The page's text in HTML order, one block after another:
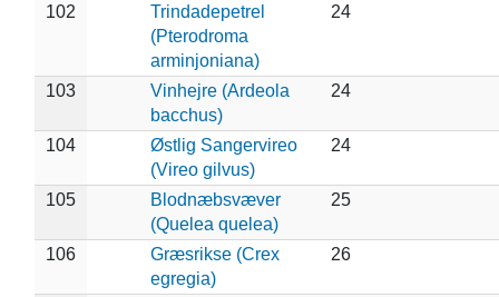
102
Trindadepetrel
(Pterodroma
arminjoniana)
24
103
Vinhejre (Ardeola
bacchus)
24
104
Østlig Sangervireo
(Vireo gilvus)
24
105
Blodnæbsvæver
(Quelea quelea)
25
106
Græsrikse (Crex
egregia)
26